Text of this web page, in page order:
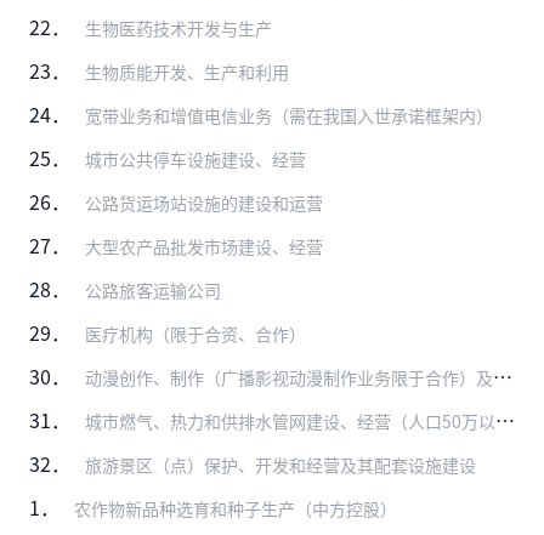
22． 生物医药技术开发与生产
23． 生物质能开发、生产和利用
24． 宽带业务和增值电信业务（需在我国入世承诺框架内）
25． 城市公共停车设施建设、经营
26． 公路货运场站设施的建设和运营
27． 大型农产品批发市场建设、经营
28． 公路旅客运输公司
29． 医疗机构（限于合资、合作）
30． 动漫创作、制作（广播影视动漫制作业务限于合作）及衍生品开发（音像制品和电子出版物的出版、制作业务除外）
31． 城市燃气、热力和供排水管网建设、经营（人口50万以上城市中方控股）
32． 旅游景区（点）保护、开发和经营及其配套设施建设
1． 农作物新品种选育和种子生产（中方控股）